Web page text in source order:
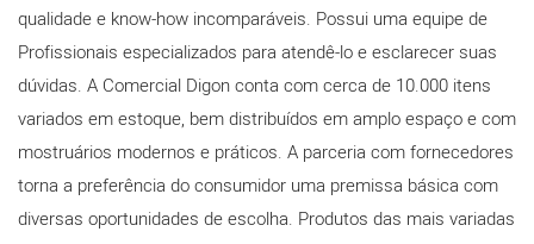
qualidade e know-how incomparáveis. Possui uma equipe de
Profissionais especializados para atendê-lo e esclarecer suas
dúvidas. A Comercial Digon conta com cerca de 10.000 itens
variados em estoque, bem distribuídos em amplo espaço e com
mostruários modernos e práticos. A parceria com fornecedores
torna a preferência do consumidor uma premissa básica com
diversas oportunidades de escolha. Produtos das mais variadas